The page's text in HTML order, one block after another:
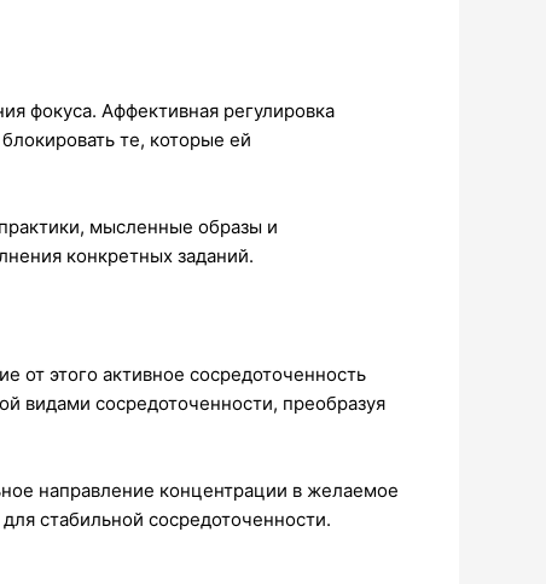
фокуса. Аффективная регулировка
те, которые ей
мысленные образы и
конкретных заданий.
от этого активное сосредоточенность
видами сосредоточенности, преобразуя
направление концентрации в желаемое
стабильной сосредоточенности.